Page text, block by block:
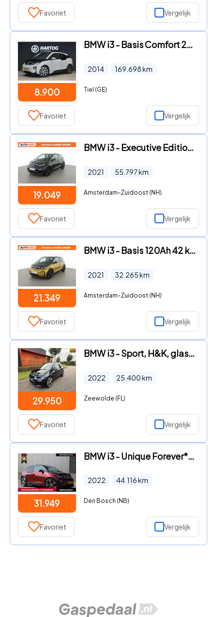
Favoriet Vergelijk
8.900
BMW i3 - Basis Comfort 22 kWh
2014 169.698km
Tiel (GE)
Favoriet Vergelijk
19.049
BMW i3 - Executive Edition 120Ah 42 kWh |NP59252|
2021 55.797km
Amsterdam-Zuidoost (NH)
Favoriet Vergelijk
21.349
BMW i3 - Basis 120Ah 42 kWh l BP68169 l
2021 32.265km
Amsterdam-Zuidoost (NH)
Favoriet Vergelijk
29.950
BMW i3 - Sport, H&K, glasdak, camera
2022 25.400km
Zeewolde (FL)
Favoriet Vergelijk
31.949
BMW i3 - Unique Forever*120Ah 42 kWh/H-Kardon/Sunroof/2xAdaptive/W-po
2022 44.116km
Den Bosch (NB)
Favoriet Vergelijk